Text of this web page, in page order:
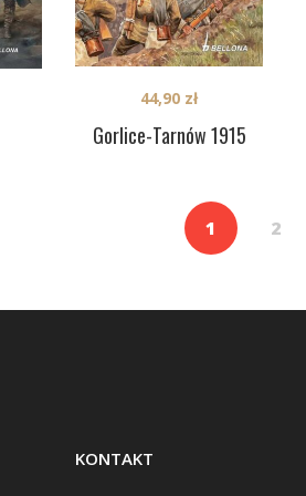
Gorlice-Tarnów 1915
44,90 zł
1 2
KONTAKT